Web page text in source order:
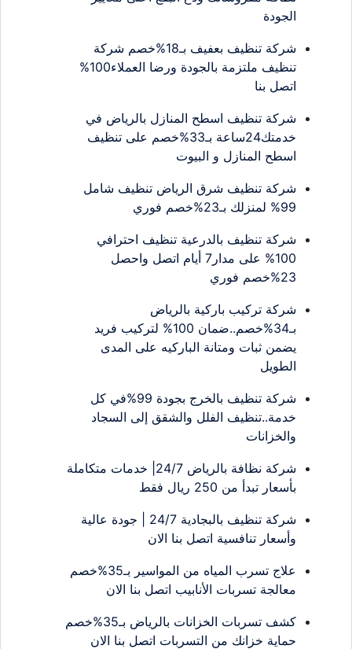
الجودة
شركة تنظيف بعفيف بـ18%خصم شركة
تنظيف ملتزمة بالجودة ورضا العملاء100%
اتصل بنا
شركة تنظيف اسطح المنازل بالرياض في
خدمتك24ساعة بـ33%خصم على تنظيف
اسطح المنازل و البيوت
شركة تنظيف شرق الرياض تنظيف شامل
99% لمنزلك بـ23%خصم فوري
شركة تنظيف بالدرعية تنظيف احترافي
100% على مدار7 أيام اتصل واحصل
23%خصم فوري
شركة تركيب باركية بالرياض
بـ34%خصم..ضمان 100% لتركيب فريد
يضمن ثبات ومتانة الباركيه على المدى
الطويل
شركة تنظيف بالخرج بجودة 99%في كل
خدمة..تنظيف الفلل والشقق إلى السجاد
والخزانات
شركة نظافة بالرياض 24/7| خدمات متكاملة
بأسعار تبدأ من 250 ريال فقط
شركة تنظيف بالبجادية 24/7 | جودة عالية
وأسعار تنافسية اتصل بنا الان
علاج تسرب المياه من المواسير بـ35%خصم
معالجة تسربات الأنابيب اتصل بنا الان
كشف تسربات الخزانات بالرياض بـ35%خصم
حماية خزانك من التسربات اتصل بنا الان